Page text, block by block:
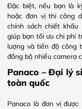
Đặc biệt, nếu bạn là
hoặc đơn vị thi công
chính sách chiết
giúp bạn tối ưu chi phí
lượng và tiến độ công
đồng bộ nhiều camera
Panaco – Đại lý
toàn quốc
Panaco là đơn vị